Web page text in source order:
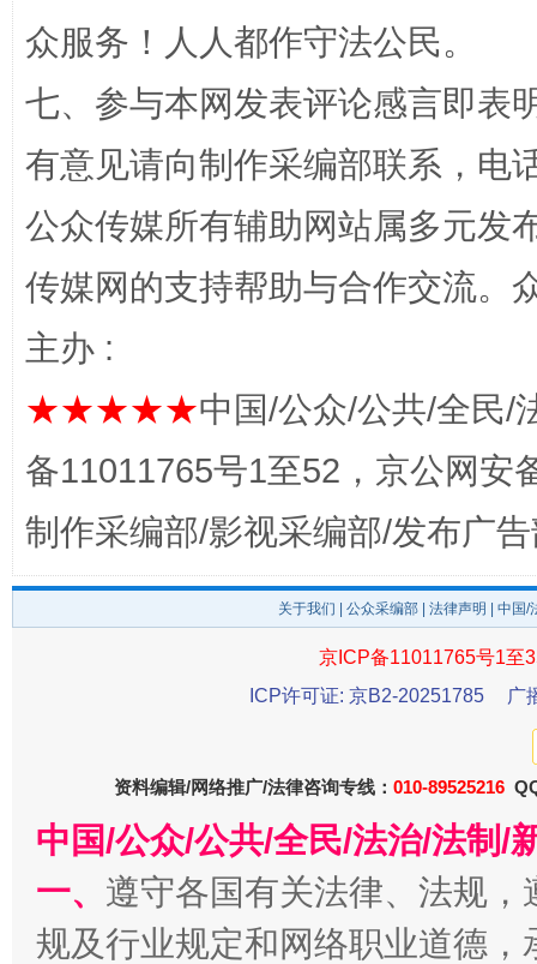
“蜀中异人”王建安的艺术幻境
完善运行机制助力责任有效落实
东山县通报“牛蛙产品抗生素超标问题” 法
众服务！人人都作守法公民。
七、参与本网发表评论感言即表
有意见请向制作采编部联系，电
公众传媒所有辅助网站属多元发
传媒网的支持帮助与合作交流。
主办 :
★★★★★中国/公众/公共/全民/
备11011765号1至52，京公网安
制作采编部/影视采编部/发布广
关于我们 公众采编部 法律声明 | 中国
京ICP备11011765号1至
ICP许可证: 京B2-20251785
广
资料编辑/网络推广/法律咨询专线： 010-89525216
中国/公众/公共/全民/法治/法制/
一、 遵守各国有关法律、法规
规及行业规定和网络职业道德